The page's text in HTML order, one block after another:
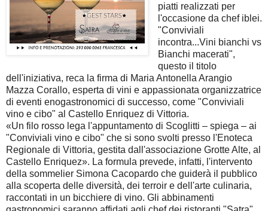
piatti realizzati per
l'occasione da chef iblei.
"Conviviali
incontra...Vini bianchi vs
Bianchi macerati",
questo il titolo
dell'iniziativa, reca la firma di Maria Antonella Arangio
Mazza Corallo, esperta di vini e appassionata organizzatrice
di eventi enogastronomici di successo, come "Conviviali
vino e cibo" al Castello Enriquez di Vittoria.
«Un filo rosso lega l'appuntamento di Scoglitti – spiega – ai
"Conviviali vino e cibo" che si sono svolti presso l'Enoteca
Regionale di Vittoria, gestita dall'associazione Grotte Alte, al
Castello Enriquez». La formula prevede, infatti, l'intervento
della sommelier Simona Cacopardo che guiderà il pubblico
alla scoperta delle diversità, dei terroir e dell'arte culinaria,
raccontati in un bicchiere di vino. Gli abbinamenti